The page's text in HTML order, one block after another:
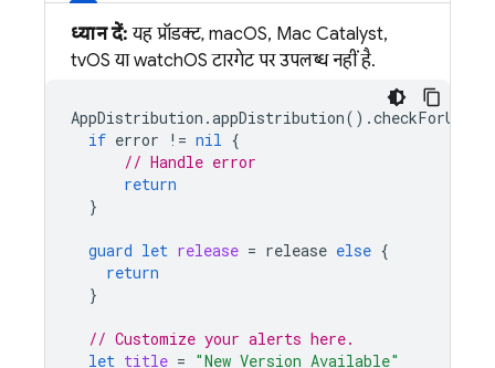
ध्यान दें: यह प्रॉडक्ट, macOS, Mac Catalyst,
tvOS या watchOS टारगेट पर उपलब्ध नहीं है.
AppDistribution .appDistribution().
if error != nil {
// Handle error
return
}
guard let release = release else {
return
}
// Customize your alerts here.
let title = "New Version Available"